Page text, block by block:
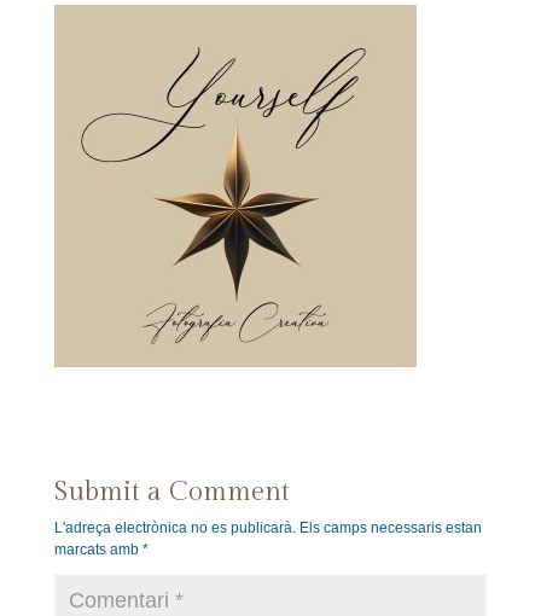
Submit a Comment
L'adreça electrònica no es publicarà. Els camps necessaris estan
marcats amb *